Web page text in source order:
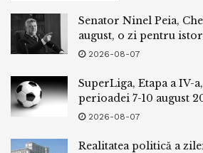
Senator Ninel Peia,
august, o zi pentru
2026-08-07
SuperLiga, Etapa a IV-
perioadei 7-10 august
2026-08-07
Realitatea politică a